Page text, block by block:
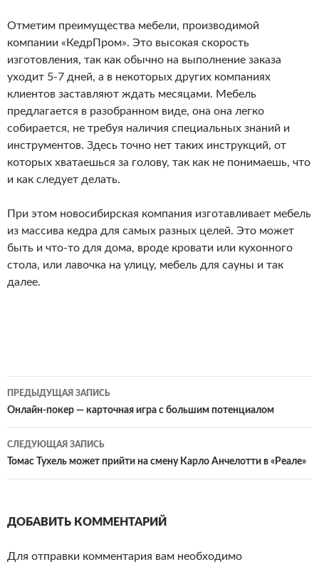
Отметим преимущества мебели, производимой
компании «КедрПром». Это высокая скорость
изготовления, так как обычно на выполнение заказа
уходит 5-7 дней, а в некоторых других компаниях
клиентов заставляют ждать месяцами. Мебель
предлагается в разобранном виде, она она легко
собирается, не требуя наличия специальных знаний и
инструментов. Здесь точно нет таких инструкций, от
которых хватаешься за голову, так как не понимаешь, что
и как следует делать.
При этом новосибирская компания изготавливает мебель
из массива кедра для самых разных целей. Это может
быть и что-то для дома, вроде кровати или кухонного
стола, или лавочка на улицу, мебель для сауны и так
далее.
Навигация
по
записям
ПРЕДЫДУЩАЯ ЗАПИСЬ
Онлайн-покер — карточная игра с большим потенциалом
СЛЕДУЮЩАЯ ЗАПИСЬ
Томас Тухель может прийти на смену Карло Анчелотти в «Реале»
ДОБАВИТЬ КОММЕНТАРИЙ
Для отправки комментария вам необходимо